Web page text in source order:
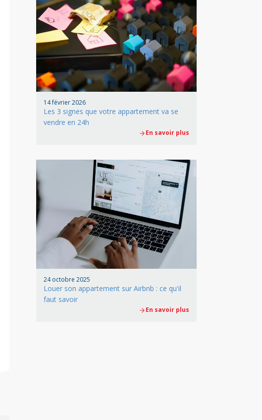
14 février 2026
Les 3 signes que votre appartement va se
vendre en 24h
En savoir plus
24 octobre 2025
Louer son appartement sur Airbnb : ce qu'il
faut savoir
En savoir plus